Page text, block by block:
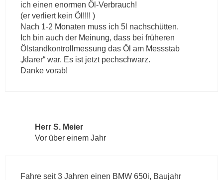
ich einen enormen Öl-Verbrauch!
(er verliert kein Öl!!!! )
Nach 1-2 Monaten muss ich 5l nachschütten.
Ich bin auch der Meinung, dass bei früheren
Ölstandkontrollmessung das Öl am Messstab
„klarer“ war. Es ist jetzt pechschwarz.
Danke vorab!
Herr S. Meier
Vor über einem Jahr
Fahre seit 3 Jahren einen BMW 650i, Baujahr